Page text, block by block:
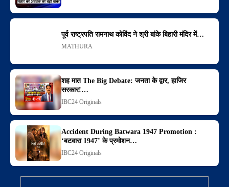
पूर्व राष्ट्रपति रामनाथ कोविंद ने श्री बांके बिहारी मंदिर में…
MATHURA
शह मात The Big Debate: जनता के द्वार, हाजिर
सरकार!…
IBC24 Originals
Accident During Batwara 1947 Promotion :
‘बटवारा 1947’ के प्रमोशन…
IBC24 Originals